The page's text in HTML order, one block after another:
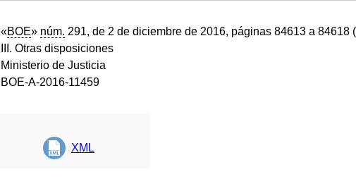
«BOE» núm. 291, de 2 de diciembre de 2016, páginas 84613 a 84618
III. Otras disposiciones
Ministerio de Justicia
BOE-A-2016-11459
XML